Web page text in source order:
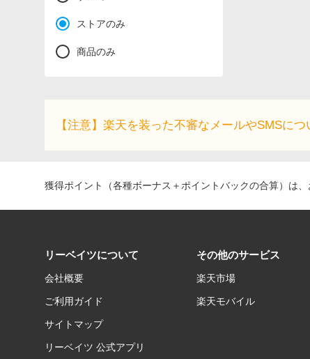
ストアのみ
商品のみ
【注意】楽天を装った不審なメールやSMSにつ
獲得ポイント（各種ボーナス＋ポイントバックの合算）は
リーベイツについて
会社概要
ご利用ガイド
サイトマップ
リーベイツ 公式アプリ
その他のサービス
楽天市場
楽天モバイル